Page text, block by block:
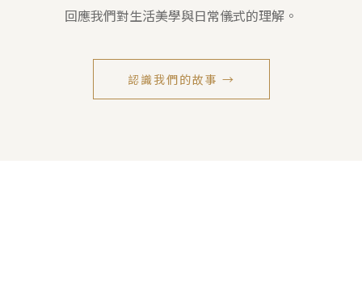
回應我們對生活美學與日常儀式的理解。
認識我們的故事 →